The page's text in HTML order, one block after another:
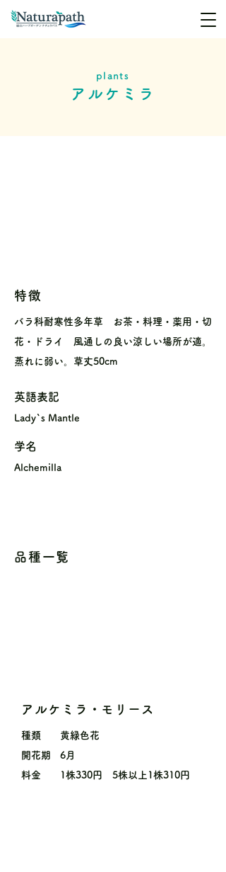
plants
アルケミラ
特徴
バラ科耐寒性多年草 お茶・料理・薬用・切
花・ドライ 風通しの良い涼しい場所が適。
蒸れに弱い。草丈50cm
英語表記
Lady`s Mantle
学名
Alchemilla
品種一覧
アルケミラ・モリース
種類
黄緑色花
開花期
6月
料金
1株330円 5株以上1株310円